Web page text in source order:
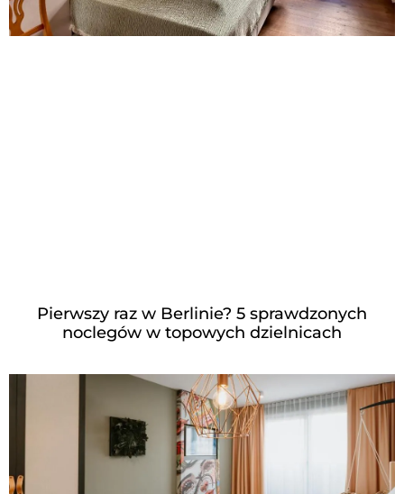
Pierwszy raz w Berlinie? 5 sprawdzonych
noclegów w topowych dzielnicach